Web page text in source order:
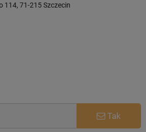
114, 71-215 Szczecin
Tak